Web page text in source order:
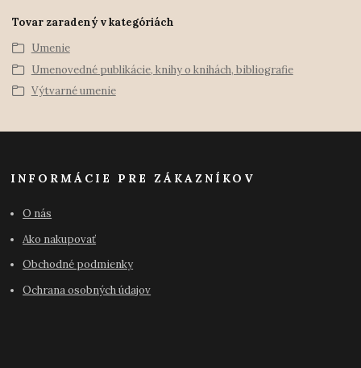
Tovar zaradený v kategóriách
Umenie
Umenovedné publikácie, knihy o knihách, bibliografie
Výtvarné umenie
INFORMÁCIE PRE ZÁKAZNÍKOV
O nás
Ako nakupovať
Obchodné podmienky
Ochrana osobných údajov